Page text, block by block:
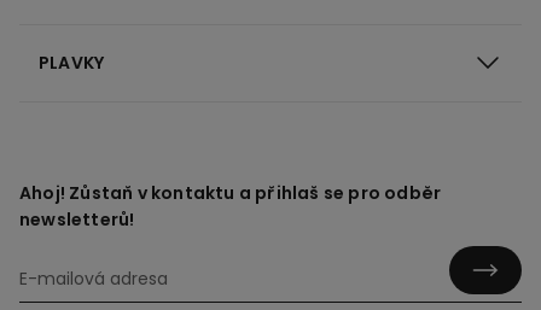
PLAVKY
Ahoj! Zůstaň v kontaktu a přihlaš se pro odběr
newsletterů!